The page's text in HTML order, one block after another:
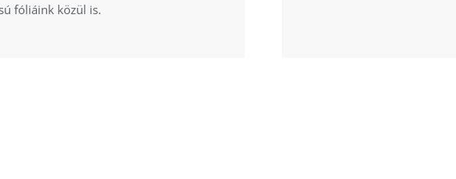
fóliáink közül is.